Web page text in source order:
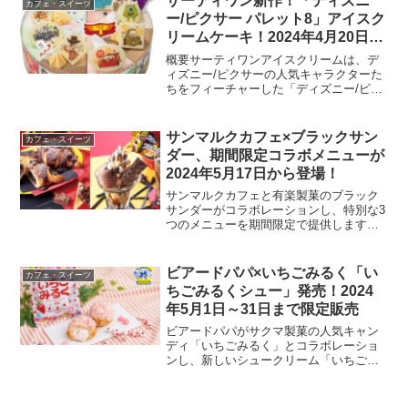
らフレーバ...
カフェ・スイーツ
ー/ピクサー パレット8」アイスク
リームケーキ！2024年4月20日か
ら
概要サーティワンアイスクリームは、デ
ィズニー/ピクサーの人気キャラクターた
ちをフィーチャーした「ディズニー/ピク
す。このケーキは、モンスターズ・イン
ク、カーズ、ト...
カフェ・スイーツ
サンマルクカフェ×ブラックサン
ダー、期間限定コラボメニューが
2024年5月17日から登場！
サンマルクカフェと有楽製菓のブラック
サンダーがコラボレーションし、特別な3
つのメニューを期間限定で提供します。
20日までの期間、サンマルクカフェ各店
で楽しむこと...
カフェ・スイーツ
ビアードパパ×いちごみるく「い
ちごみるくシュー」発売！2024
年5月1日～31日まで限定販売
ビアードパパがサクマ製菓の人気キャン
ディ「いちごみるく」とコラボレーショ
ンし、新しいシュークリーム「いちごみ